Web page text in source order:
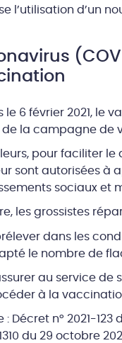
l’utilisation d’un
le 6 février 2021, le
la campagne de
pour faciliter
sont autorisées à
sociaux et
les grossistes
dans les
le nombre de
au service de
à la
: Décret n° 2021-
du 29 octobre